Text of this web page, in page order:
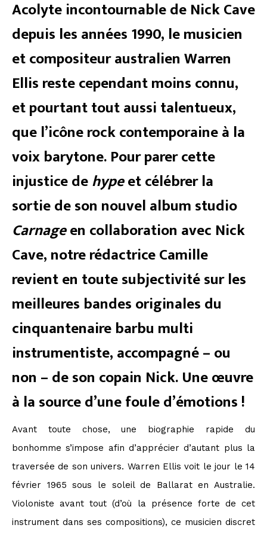
Acolyte incontournable de Nick Cave
depuis les années 1990, le musicien
et compositeur australien Warren
Ellis reste cependant moins connu,
et pourtant tout aussi talentueux,
que l’icône rock contemporaine à la
voix barytone. Pour parer cette
injustice dehypeet célébrer la
sortie de son nouvel album studio
Carnageen collaboration avec Nick
Cave, notre rédactrice Camille
revient en toute subjectivité sur les
meilleures bandes originales du
cinquantenaire barbu multi
instrumentiste, accompagné – ou
non – de son copain Nick. Une œuvre
à la source d’une foule d’émotions !
Avant toute chose, une biographie rapide du
bonhomme s’impose afin d’apprécier d’autant plus la
traversée de son univers. Warren Ellis voit le jour le 14
février 1965 sous le soleil de Ballarat en Australie.
Violoniste avant tout (d’où la présence forte de cet
instrument dans ses compositions), ce musicien discret